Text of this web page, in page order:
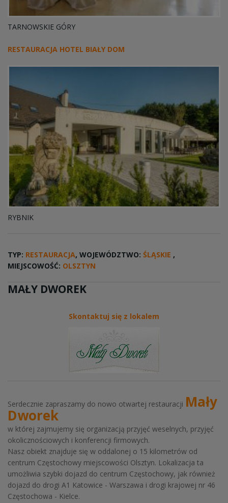
TARNOWSKIE GÓRY
RESTAURACJA HOTEL BIAŁY DOM
RYBNIK
TYP: RESTAURACJA, WOJEWÓDZTWO: ŚLĄSKIE ,
MIEJSCOWOŚĆ: OLSZTYN
MAŁY DWOREK
Skontaktuj się z lokalem
Serdecznie zapraszamy do nowo otwartej restauracji Mały
Dworek
w której zajmujemy się organizacją przyjęć weselnych, przyjęć
okolicznościowych i konferencji firmowych.
Nasz obiekt znajduje się w oddalonej o 15 kilometrów od
centrum Częstochowy miejscowości Olsztyn. Lokalizacja ta
umożliwia szybki dojazd do centrum Częstochowy, jak również
dojazd do drogi A1 Katowice - Warszawa i drogi krajowej nr 46
Częstochowa - Kielce.